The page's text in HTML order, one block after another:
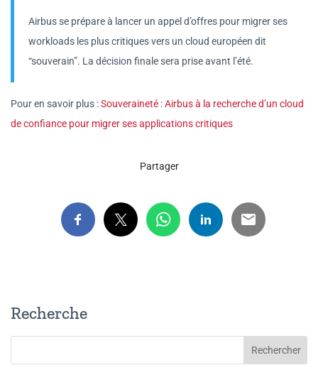
Airbus se prépare à lancer un appel d’offres pour migrer ses
workloads les plus critiques vers un cloud européen dit
“souverain”. La décision finale sera prise avant l’été.
Pour en savoir plus :Souveraineté : Airbus à la recherche d’un cloud
de confiance pour migrer ses applications critiques
Partager
Recherche